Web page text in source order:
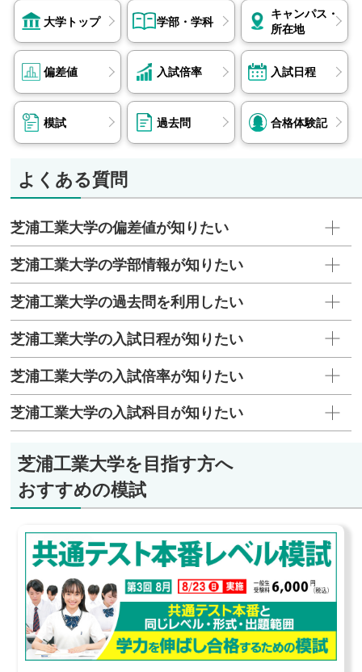
大学トップ 学部・学科
キャンパス・
所在地
偏差値 入試倍率 入試日程
模試 過去問 合格体験記
よくある質問
芝浦工業大学の偏差値が知りたい
芝浦工業大学の学部情報が知りたい
芝浦工業大学の過去問を利用したい
芝浦工業大学の入試日程が知りたい
芝浦工業大学の入試倍率が知りたい
芝浦工業大学の入試科目が知りたい
芝浦工業大学を目指す方へ
おすすめの模試